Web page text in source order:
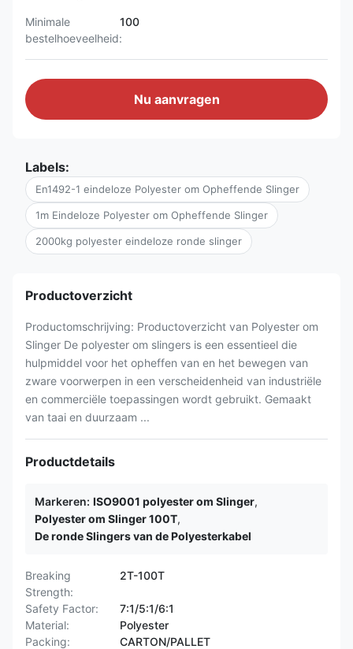
Minimale
bestelhoeveelheid:
100
Nu aanvragen
Labels:
En1492-1 eindeloze Polyester om Opheffende Slinger
1m Eindeloze Polyester om Opheffende Slinger
2000kg polyester eindeloze ronde slinger
Productoverzicht
Productomschrijving: Productoverzicht van Polyester om
Slinger De polyester om slingers is een essentieel die
hulpmiddel voor het opheffen van en het bewegen van
zware voorwerpen in een verscheidenheid van industriële
en commerciële toepassingen wordt gebruikt. Gemaakt
van taai en duurzaam ...
Productdetails
Markeren: ISO9001 polyester om Slinger,
Polyester om Slinger 100T,
De ronde Slingers van de Polyesterkabel
Breaking
Strength:
2T-100T
Safety Factor:
7:1/5:1/6:1
Material:
Polyester
Packing:
CARTON/PALLET